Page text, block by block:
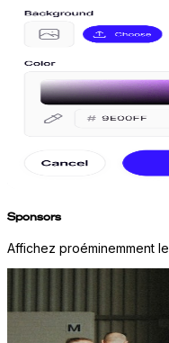
Sponsors
Affichez proéminemment